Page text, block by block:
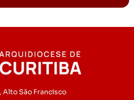
Alto São Francisco